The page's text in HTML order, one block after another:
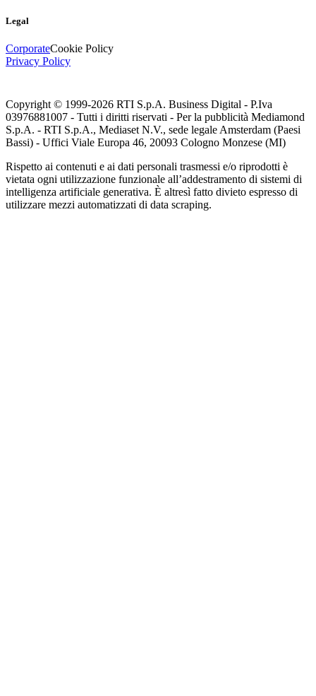
Legal
CorporateCookie Policy
Privacy Policy
Copyright © 1999-2026 RTI S.p.A. Business Digital - P.Iva
03976881007 - Tutti i diritti riservati - Per la pubblicità Mediamond
S.p.A. - RTI S.p.A., Mediaset N.V., sede legale Amsterdam (Paesi
Bassi) - Uffici Viale Europa 46, 20093 Cologno Monzese (MI)
Rispetto ai contenuti e ai dati personali trasmessi e/o riprodotti è
vietata ogni utilizzazione funzionale all’addestramento di sistemi di
intelligenza artificiale generativa. È altresì fatto divieto espresso di
utilizzare mezzi automatizzati di data scraping.